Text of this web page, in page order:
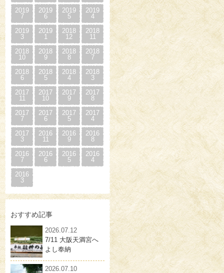
2019
7
2019
6
2019
5
2019
4
2019
3
2019
1
2018
12
2018
11
2018
10
2018
9
2018
8
2018
7
2018
6
2018
5
2018
4
2018
3
2017
11
2017
10
2017
9
2017
8
2017
7
2017
6
2017
5
2017
4
2017
3
2016
11
2016
9
2016
8
2016
7
2016
6
2016
5
2016
4
2016
3
おすすめ記事
2026.07.12
7/11 大阪天満宮へ
よし奉納
2026.07.10